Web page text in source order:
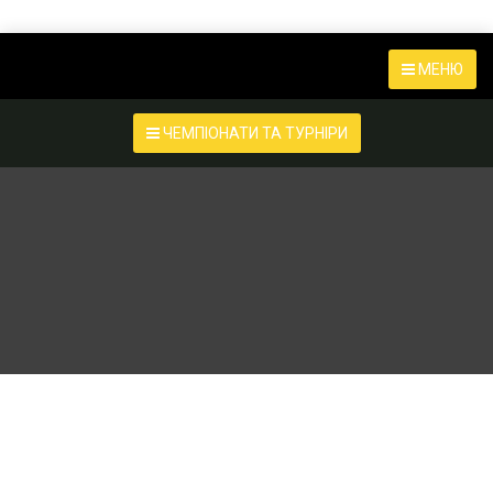
МЕНЮ
ЧЕМПІОНАТИ ТА ТУРНІРИ